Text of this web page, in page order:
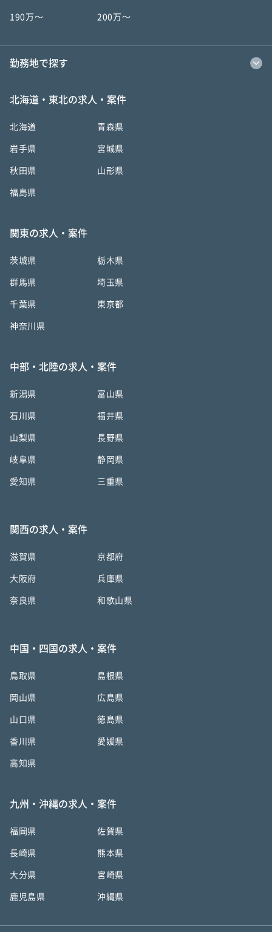
190万〜 200万〜
勤務地で探す
北海道・東北の求人・案件
北海道 青森県
岩手県 宮城県
秋田県 山形県
福島県
関東の求人・案件
茨城県 栃木県
群馬県 埼玉県
千葉県 東京都
神奈川県
中部・北陸の求人・案件
新潟県 富山県
石川県 福井県
山梨県 長野県
岐阜県 静岡県
愛知県 三重県
関西の求人・案件
滋賀県 京都府
大阪府 兵庫県
奈良県 和歌山県
中国・四国の求人・案件
鳥取県 島根県
岡山県 広島県
山口県 徳島県
香川県 愛媛県
高知県
九州・沖縄の求人・案件
福岡県 佐賀県
長崎県 熊本県
大分県 宮崎県
鹿児島県 沖縄県